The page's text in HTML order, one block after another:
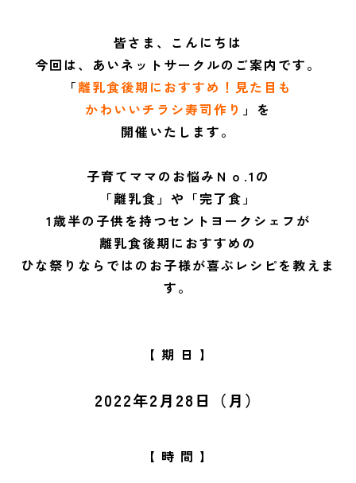
皆さま、こんにちは
今回は、あいネットサークルのご案内です。
「離乳食後期におすすめ！見た目も
かわいいチラシ寿司作り 」を
開催いたします。
子育てママのお悩みＮｏ.1の
「離乳食」や「完了食」
1歳半の子供を持つセントヨークシェフが
離乳食後期におすすめの
ひな祭りならではのお子様が喜ぶレシピを教えま
す。
【 期 日 】
2022年2月28日（月）
【 時 間 】